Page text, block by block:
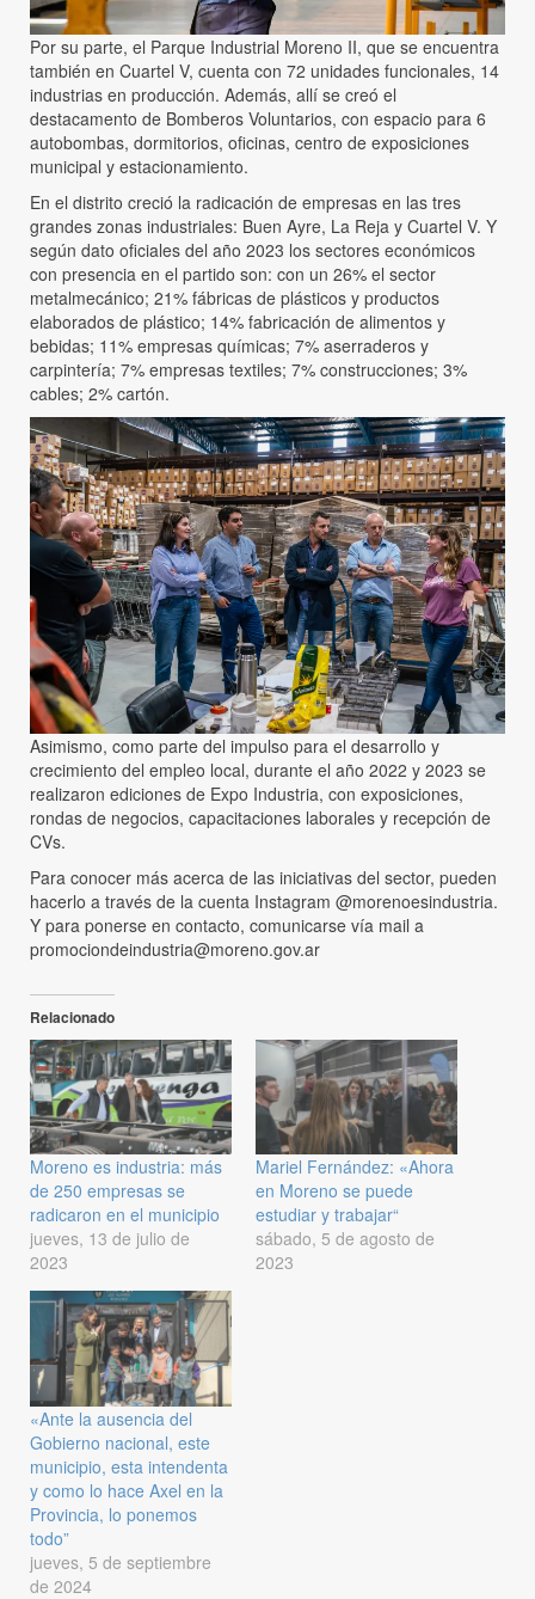
Por su parte, el Parque Industrial Moreno II, que se encuentra
también en Cuartel V, cuenta con 72 unidades funcionales, 14
industrias en producción. Además, allí se creó el
destacamento de Bomberos Voluntarios, con espacio para 6
autobombas, dormitorios, oficinas, centro de exposiciones
municipal y estacionamiento.
En el distrito creció la radicación de empresas en las tres
grandes zonas industriales: Buen Ayre, La Reja y Cuartel V. Y
según dato oficiales del año 2023 los sectores económicos
con presencia en el partido son: con un 26% el sector
metalmecánico; 21% fábricas de plásticos y productos
elaborados de plástico; 14% fabricación de alimentos y
bebidas; 11% empresas químicas; 7% aserraderos y
carpintería; 7% empresas textiles; 7% construcciones; 3%
cables; 2% cartón.
Asimismo, como parte del impulso para el desarrollo y
crecimiento del empleo local, durante el año 2022 y 2023 se
realizaron ediciones de Expo Industria, con exposiciones,
rondas de negocios, capacitaciones laborales y recepción de
CVs.
Para conocer más acerca de las iniciativas del sector, pueden
hacerlo a través de la cuenta Instagram @morenoesindustria.
Y para ponerse en contacto, comunicarse vía mail a
promociondeindustria@moreno.gov.ar
Relacionado
Moreno es industria: más
de 250 empresas se
radicaron en el municipio
jueves, 13 de julio de
2023
Mariel Fernández: «Ahora
en Moreno se puede
estudiar y trabajar“
sábado, 5 de agosto de
2023
«Ante la ausencia del
Gobierno nacional, este
municipio, esta intendenta
y como lo hace Axel en la
Provincia, lo ponemos
todo”
jueves, 5 de septiembre
de 2024